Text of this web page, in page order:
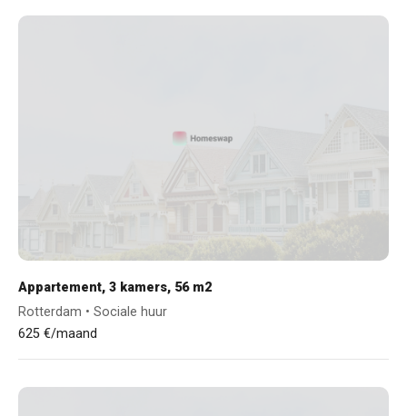
Appartement, 3 kamers, 56 m2
Rotterdam • Sociale huur
625 €/maand